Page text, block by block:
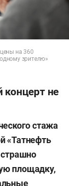
на 360
зрителю»
концерт не
стажа
«Татнефть
площадку,